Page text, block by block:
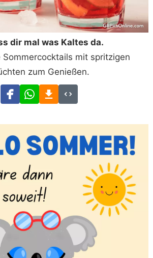
dir mal was Kaltes da.
Sommercocktails mit spritzigen
zum Genießen.